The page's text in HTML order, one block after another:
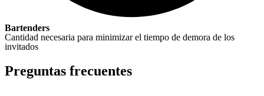
Bartenders
Cantidad necesaria para minimizar el tiempo de demora de los
invitados
Preguntas frecuentes